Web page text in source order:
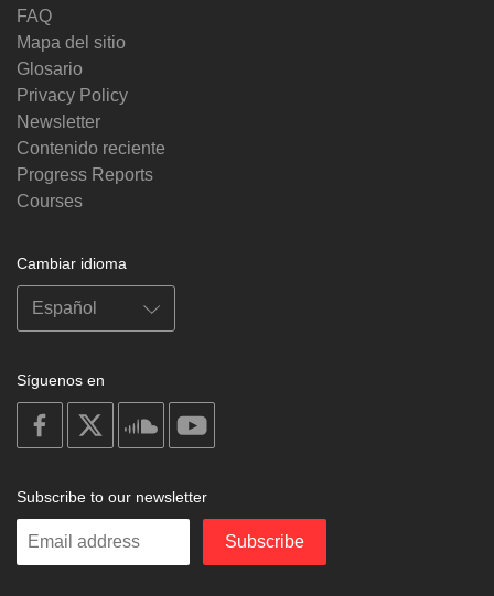
FAQ
Mapa del sitio
Glosario
Privacy Policy
Newsletter
Contenido reciente
Progress Reports
Courses
Cambiar idioma
Síguenos en
on
facebook
soundcloud
Subscribe to our newsletter
Enter
Subscribe